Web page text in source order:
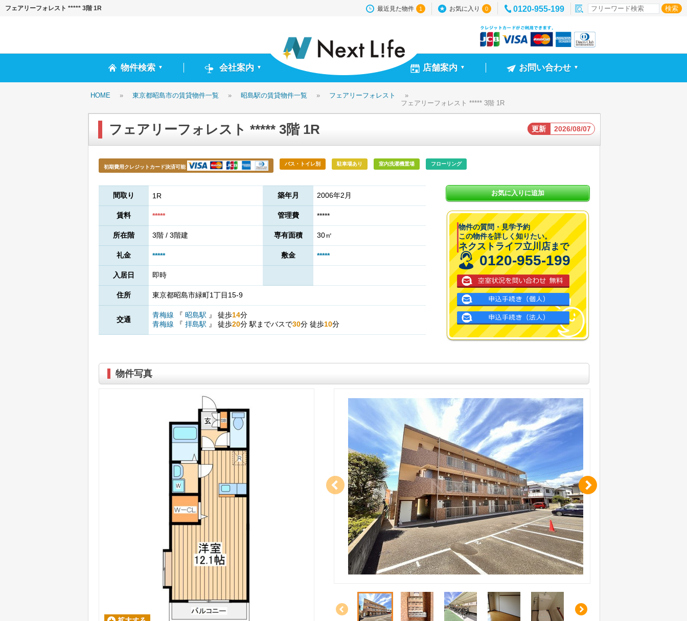
フェアリーフォレスト ***** 3階 1R 最近見た物件 1 お気に入り 0 0120-955-199
物件検索 ▼ 会社案内 ▼ 店舗案内 ▼ お問い合わせ ▼
HOME » 東京都昭島市の賃貸物件一覧 » 昭島駅の賃貸物件一覧 » フェアリーフォレスト
»
フェアリーフォレスト ***** 3階 1R
フェアリーフォレスト ***** 3階 1R 更新 2026/08/07
初期費用クレジットカード決済可能
バス・トイレ別 駐車場あり 室内洗濯機置場 フローリング
間取り 1R 築年月 2006年2月
賃料 ***** 管理費 *****
所在階 3階 / 3階建 専有面積 30㎡
礼金 ***** 敷金 *****
入居日 即時
住所 東京都昭島市緑町1丁目15-9
交通
青梅線 『 昭島駅 』 徒歩14分
青梅線
『 拝島駅 』 徒歩20分 駅までバスで30分 徒歩10分
お気に入りに追加
物件の質問・見学予約
この物件を詳しく知りたい。
ネクストライフ立川店まで
0120-955-199
物件写真